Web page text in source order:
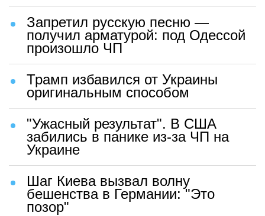
Запретил русскую песню —
получил арматурой: под Одессой
произошло ЧП
Трамп избавился от Украины
оригинальным способом
"Ужасный результат". В США
забились в панике из-за ЧП на
Украине
Шаг Киева вызвал волну
бешенства в Германии: "Это
позор"